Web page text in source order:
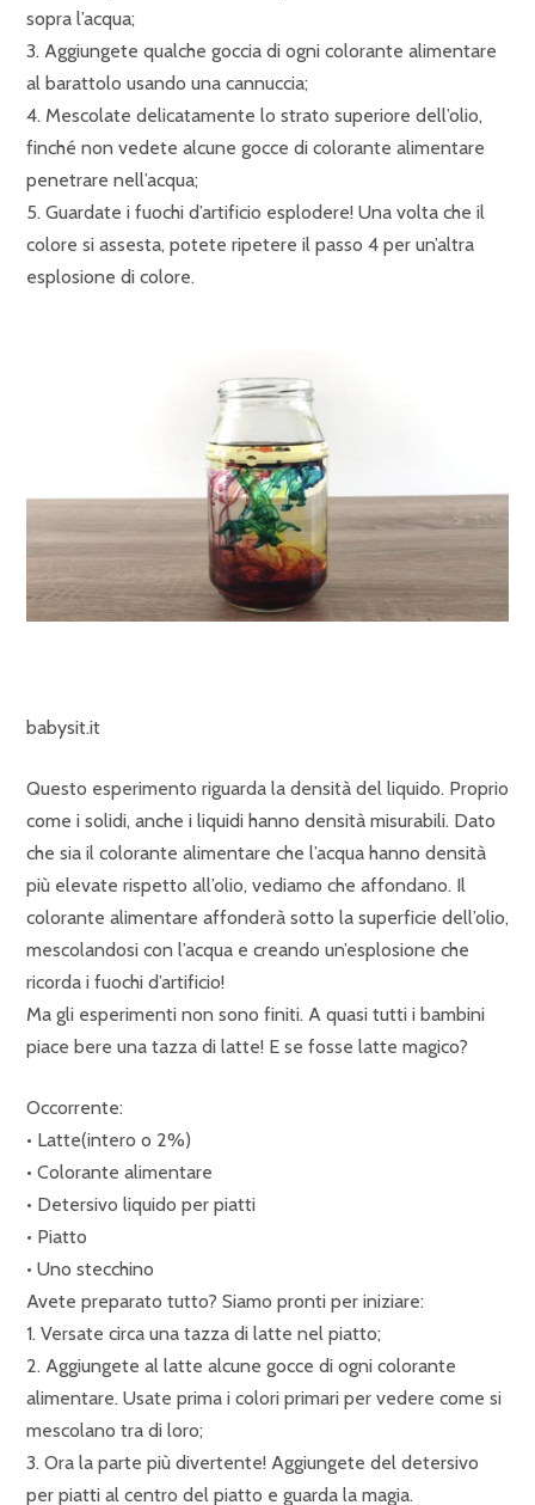
sopra l’acqua;
3. Aggiungete qualche goccia di ogni colorante alimentare
al barattolo usando una cannuccia;
4. Mescolate delicatamente lo strato superiore dell’olio,
finché non vedete alcune gocce di colorante alimentare
penetrare nell’acqua;
5. Guardate i fuochi d’artificio esplodere! Una volta che il
colore si assesta, potete ripetere il passo 4 per un’altra
esplosione di colore.
babysit.it
Questo esperimento riguarda la densità del liquido. Proprio
come i solidi, anche i liquidi hanno densità misurabili. Dato
che sia il colorante alimentare che l’acqua hanno densità
più elevate rispetto all’olio, vediamo che affondano. Il
colorante alimentare affonderà sotto la superficie dell’olio,
mescolandosi con l’acqua e creando un’esplosione che
ricorda i fuochi d’artificio!
Ma gli esperimenti non sono finiti. A quasi tutti i bambini
piace bere una tazza di latte! E se fosse latte magico?
Occorrente:
• Latte(intero o 2%)
• Colorante alimentare
• Detersivo liquido per piatti
• Piatto
• Uno stecchino
Avete preparato tutto? Siamo pronti per iniziare:
1. Versate circa una tazza di latte nel piatto;
2. Aggiungete al latte alcune gocce di ogni colorante
alimentare. Usate prima i colori primari per vedere come si
mescolano tra di loro;
3. Ora la parte più divertente! Aggiungete del detersivo
per piatti al centro del piatto e guarda la magia.